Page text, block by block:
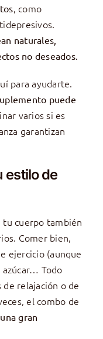
, como
naturales,
no deseados.
para ayudarte.
puede
varios si es
garantizan
estilo de
tu cuerpo también
Comer bien,
ejercicio (aunque
azúcar… Todo
de relajación o de
el combo de
gran